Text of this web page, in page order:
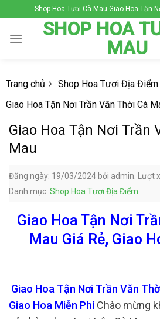
to
content
Shop Hoa Tươi Cà Mau Giao Hoa Tận
SHOP HOA
MAU
Trang chủ
Shop Hoa Tươi Địa Điểm
Giao Hoa Tận Nơi Trần Văn Thời Cà
Giao Hoa Tận Nơi Trần
Mau
Đăng ngày: 19/03/2024 bởi admin. Lượt
Danh mục: Shop Hoa Tươi Địa Điểm
Giao Hoa Tận Nơi
Mau Giá Rẻ, Giao
Giao Hoa Tận Nơi Trần Văn
Giao Hoa Miễn PhíChào mừng